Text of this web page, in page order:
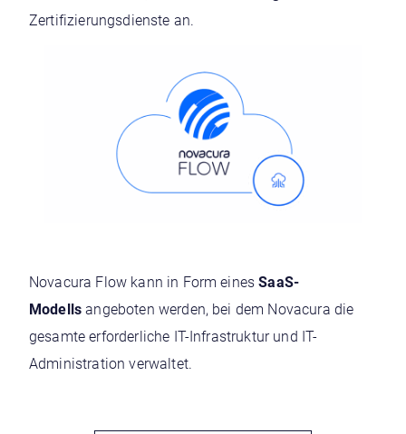
Zertifizierungsdienste an.
Novacura Flow kann in Form einesSaaS-
Modells angeboten werden, bei dem Novacura die
gesamte erforderliche IT-Infrastruktur und IT-
Administration verwaltet.